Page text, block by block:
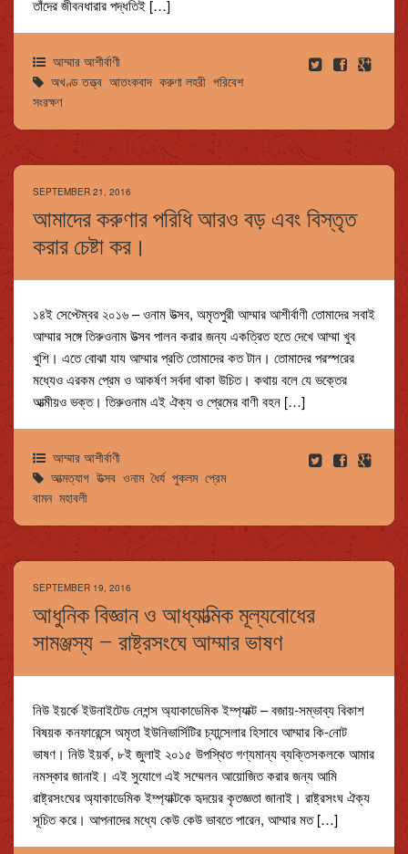
তাঁদের জীবনধারার পদ্ধতিই […]
আম্মার আশীর্বাণী
অখণ্ড তত্ত্ব, আতংকবাদ, করুণা লহরী, পরিবেশ
সংরক্ষণ
SEPTEMBER 21, 2016
আমাদের করুণার পরিধি আরও বড় এবং বিস্তৃত
করার চেষ্টা কর।
১৪ই সেপ্টেম্বর ২০১৬ – ওনাম উত্সব, অমৃতপুরী আম্মার আশীর্বাণী তোমাদের সবাই
আম্মার সঙ্গে তিরুওনাম উত্সব পালন করার জন্য একত্রিত হতে দেখে আম্মা খুব
খুশি। এতে বোঝা যায আম্মার প্রতি তোমাদের কত টান। তোমাদের পরস্পরের
মধ্যেও এরকম প্রেম ও আকর্ষণ সর্বদা থাকা উচিত। কথায় বলে যে ভক্তের
আত্মীয়ও ভক্ত। তিরুওনাম এই ঐক্য ও প্রেমের বাণী বহন […]
আম্মার আশীর্বাণী
আত্মত্যাগ, উত্সব, ওনাম,ধৈর্য, পুকলম, প্রেম,
বামন, মহাবলী
SEPTEMBER 19, 2016
আধুনিক বিজ্ঞান ও আধ্যাত্মিক মূল্যবোধের
সামঞ্জস্য – রাষ্ট্রসংঘে আম্মার ভাষণ
নিউ ইয়র্কে ইউনাইটেড নেশন্স অ্যাকাডেমিক ইম্প্যাক্ট – বজায়-সম্ভাব্য বিকাশ
বিষয়ক কনফারেন্সে অমৃতা ইউনিভার্সিটির চ্যান্সেলার হিসাবে আম্মার কি-নোট
ভাষণ। নিউ ইয়র্ক, ৮ই জুলাই ২০১৫ উপস্থিত গণ্যমান্য ব্যক্তিসকলকে আমার
নমস্কার জানাই। এই সুযোগে এই সম্মেলন আয়োজিত করার জন্য আমি
রাষ্ট্রসংঘের অ্যাকাডেমিক ইম্প্যাক্টকে হৃদয়ের কৃতজ্ঞতা জানাই। রাষ্ট্রসংঘ ঐক্য
সূচিত করে। আপনাদের মধ্যে কেউ কেউ ভাবতে পারেন, আম্মার মত […]